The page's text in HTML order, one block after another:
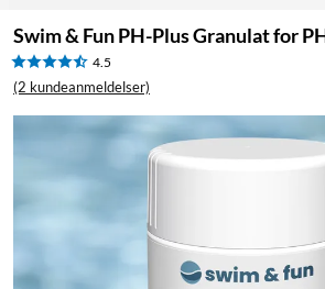
Swim & Fun PH-Plus Granulat for
4.5
(2 kundeanmeldelser)